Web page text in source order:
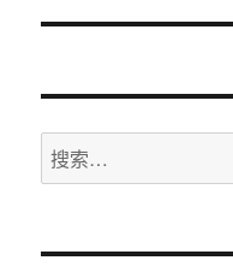
航
搜
索：